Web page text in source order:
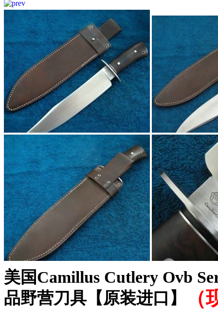
美国Camillus Cutlery Ovb
品野营刀具【原装进口】